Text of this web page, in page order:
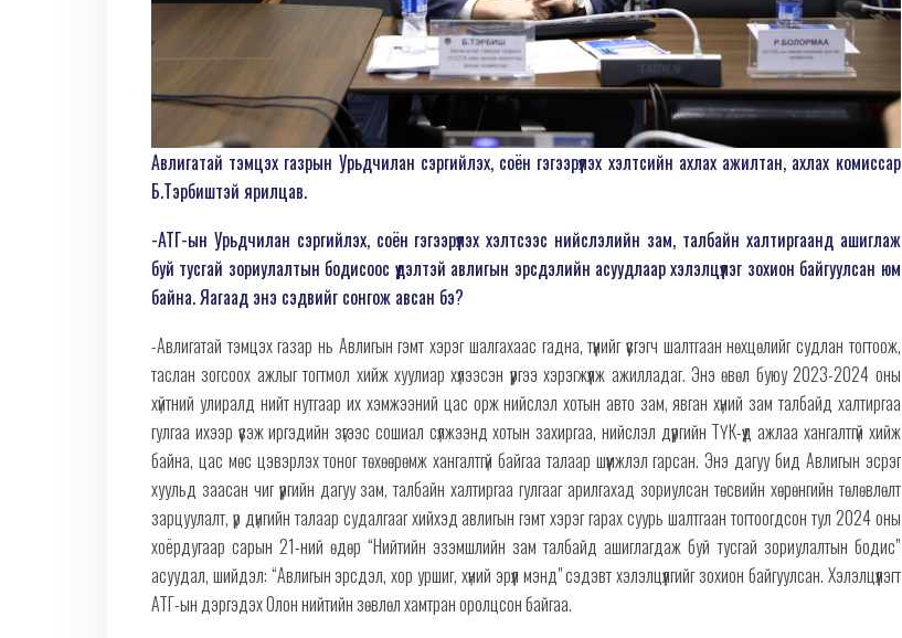
Авлигатай тэмцэх газрын Урьдчилан сэргийлэх, соён гэгээрүүлэх хэлтсийн ахлах ажилтан, ахлах комиссар
Б.Тэрбиштэй ярилцав.
-АТГ-ын Урьдчилан сэргийлэх, соён гэгээрүүлэх хэлтсээс нийслэлийн зам, талбайн халтиргаанд ашиглаж
буй тусгай зориулалтын бодисоос үүдэлтэй авлигын эрсдэлийн асуудлаар хэлэлцүүлэг зохион байгуулсан юм
байна. Яагаад энэ сэдвийг сонгож авсан бэ?
-Авлигатай тэмцэх газар нь Авлигын гэмт хэрэг шалгахаас гадна, түүнийг үүсгэгч шалтгаан нөхцөлийг судлан тогтоож,
таслан зогсоох ажлыг тогтмол хийж хуулиар хүлээсэн үүргээ хэрэгжүүлж ажилладаг. Энэ өвөл буюу 2023-2024 оны
хүйтний улиралд нийт нутгаар их хэмжээний цас орж нийслэл хотын авто зам, явган хүний зам талбайд халтиргаа
гулгаа ихээр үүсэж иргэдийн зүгээс сошиал сүлжээнд хотын захиргаа, нийслэл дүүргийн ТҮК-үүд ажлаа хангалтгүй хийж
байна, цас мөс цэвэрлэх тоног төхөөрөмж хангалтгүй байгаа талаар шүүмжлэл гарсан. Энэ дагуу бид Авлигын эсрэг
хуульд заасан чиг үүргийн дагуу зам, талбайн халтиргаа гулгааг арилгахад зориулсан төсвийн хөрөнгийн төлөвлөлт
зарцуулалт, үр дүнгийн талаар судалгааг хийхэд авлигын гэмт хэрэг гарах суурь шалтгаан тогтоогдсон тул 2024 оны
хоёрдугаар сарын 21-ний өдөр “Нийтийн эзэмшлийн зам талбайд ашиглагдаж буй тусгай зориулалтын бодис”
асуудал, шийдэл: “Авлигын эрсдэл, хор уршиг, хүний эрүүл мэнд" сэдэвт хэлэлцүүлгийг зохион байгуулсан. Хэлэлцүүлэгт
АТГ-ын дэргэдэх Олон нийтийн зөвлөл хамтран оролцсон байгаа.